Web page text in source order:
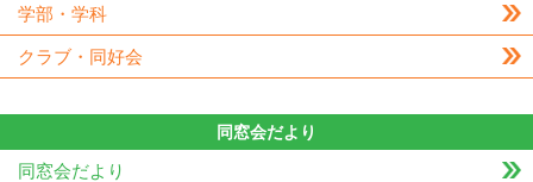
学部・学科
クラブ・同好会
同窓会だより
同窓会だより